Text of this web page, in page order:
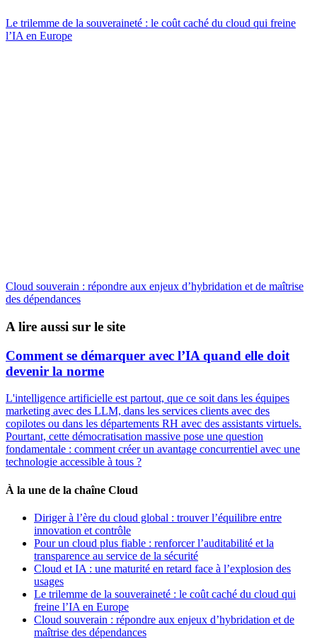
Le trilemme de la souveraineté : le coût caché du cloud qui freine
l’IA en Europe
Cloud souverain : répondre aux enjeux d’hybridation et de maîtrise
des dépendances
A lire aussi sur le site
Comment se démarquer avec l’IA quand elle doit
devenir la norme
L'intelligence artificielle est partout, que ce soit dans les équipes
marketing avec des LLM, dans les services clients avec des
copilotes ou dans les départements RH avec des assistants virtuels.
Pourtant, cette démocratisation massive pose une question
fondamentale : comment créer un avantage concurrentiel avec une
technologie accessible à tous ?
À la une de la chaîne Cloud
Diriger à l’ère du cloud global : trouver l’équilibre entre
innovation et contrôle
Pour un cloud plus fiable : renforcer l’auditabilité et la
transparence au service de la sécurité
Cloud et IA : une maturité en retard face à l’explosion des
usages
Le trilemme de la souveraineté : le coût caché du cloud qui
freine l’IA en Europe
Cloud souverain : répondre aux enjeux d’hybridation et de
maîtrise des dépendances